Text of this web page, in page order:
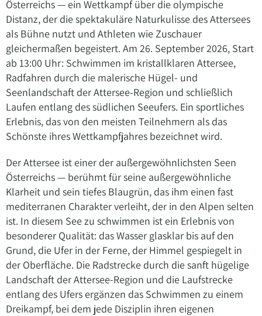
Österreichs — ein Wettkampf über die olympische
Distanz, der die spektakuläre Naturkulisse des Attersees
als Bühne nutzt und Athleten wie Zuschauer
gleichermaßen begeistert. Am 26. September 2026, Start
ab 13:00 Uhr: Schwimmen im kristallklaren Attersee,
Radfahren durch die malerische Hügel- und
Seenlandschaft der Attersee-Region und schließlich
Laufen entlang des südlichen Seeufers. Ein sportliches
Erlebnis, das von den meisten Teilnehmern als das
Schönste ihres Wettkampfjahres bezeichnet wird.
Der Attersee ist einer der außergewöhnlichsten Seen
Österreichs — berühmt für seine außergewöhnliche
Klarheit und sein tiefes Blaugrün, das ihm einen fast
mediterranen Charakter verleiht, der in den Alpen selten
ist. In diesem See zu schwimmen ist ein Erlebnis von
besonderer Qualität: das Wasser glasklar bis auf den
Grund, die Ufer in der Ferne, der Himmel gespiegelt in
der Oberfläche. Die Radstrecke durch die sanft hügelige
Landschaft der Attersee-Region und die Laufstrecke
entlang des Ufers ergänzen das Schwimmen zu einem
Dreikampf, bei dem jede Disziplin ihren eigenen